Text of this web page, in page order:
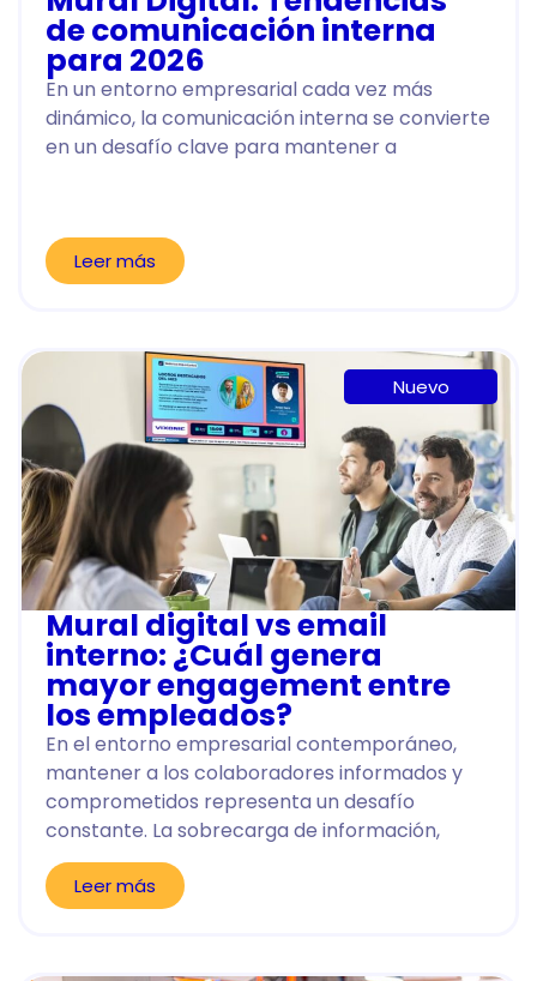
de comunicación interna
para 2026
En un entorno empresarial cada vez más
dinámico, la comunicación interna se convierte
en un desafío clave para mantener a
Leer más
Nuevo
Mural digital vs email
interno: ¿Cuál genera
mayor engagement entre
los empleados?
En el entorno empresarial contemporáneo,
mantener a los colaboradores informados y
comprometidos representa un desafío
constante. La sobrecarga de información,
Leer más